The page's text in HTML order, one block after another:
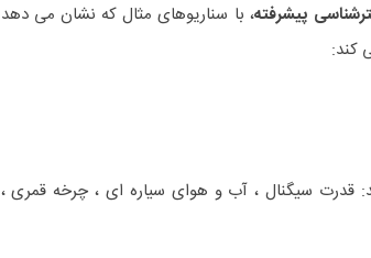
پیشرفته، با سناریوهای مثال که نشان می دهد
کند:
قدرت سیگنال ، آب و هوای سیاره ای ، چرخه قمری ،